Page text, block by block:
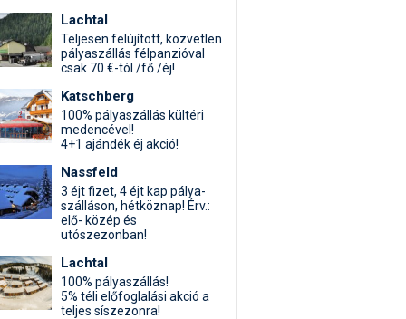
Lachtal
Teljesen felújított, közvetlen
pályaszállás félpanzióval
csak 70 €-tól /fő /éj!
Katschberg
100% pályaszállás kültéri
medencével!
4+1 ajándék éj akció!
Nassfeld
3 éjt fizet, 4 éjt kap pálya-
szálláson, hétköznap! Érv.:
elő- közép és
utószezonban!
Lachtal
100% pályaszállás!
5% téli előfoglalási akció a
teljes síszezonra!